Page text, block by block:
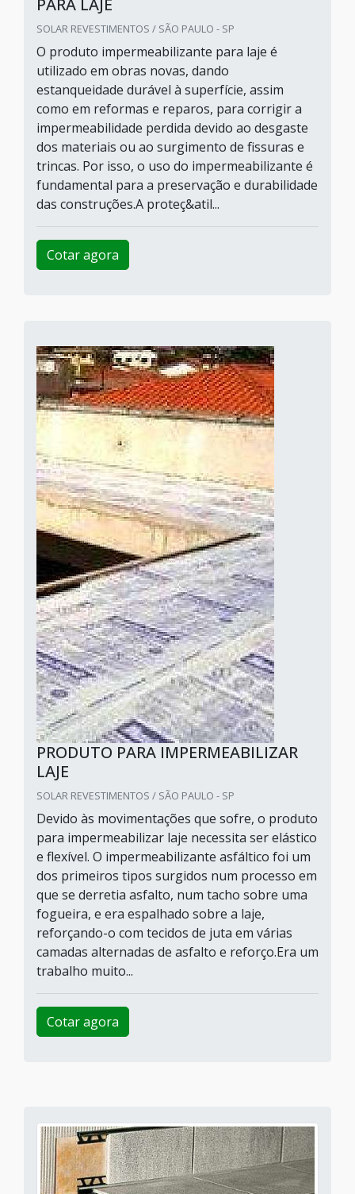
PARA LAJE
SOLAR REVESTIMENTOS / SÃO PAULO - SP
O produto impermeabilizante para laje é
utilizado em obras novas, dando
estanqueidade durável à superfície, assim
como em reformas e reparos, para corrigir a
impermeabilidade perdida devido ao desgaste
dos materiais ou ao surgimento de fissuras e
trincas. Por isso, o uso do impermeabilizante é
fundamental para a preservação e durabilidade
das construções.A proteç&atil...
Cotar agora
PRODUTO PARA IMPERMEABILIZAR
LAJE
SOLAR REVESTIMENTOS / SÃO PAULO - SP
Devido às movimentações que sofre, o produto
para impermeabilizar laje necessita ser elástico
e flexível. O impermeabilizante asfáltico foi um
dos primeiros tipos surgidos num processo em
que se derretia asfalto, num tacho sobre uma
fogueira, e era espalhado sobre a laje,
reforçando-o com tecidos de juta em várias
camadas alternadas de asfalto e reforço.Era um
trabalho muito...
Cotar agora